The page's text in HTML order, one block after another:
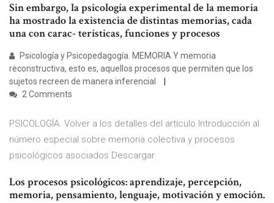
Sin embargo, la psicología experimental de la memoria
ha mostrado la existencia de distintas memorias, cada
una con carac- terísticas, funciones y procesos
Psicología y Psicopedagogía. MEMORIA Y memoria
reconstructiva, esto es, aquellos procesos que permiten que los
sujetos recreen de manera inferencial
2 Comments
PSICOLOGÍA. Volver a los detalles del artículo Introducción al
número especial sobre memoria colectiva y procesos
psicológicos asociados Descargar
Los procesos psicológicos: aprendizaje, percepción,
memoria, pensamiento, lenguaje, motivación y emoción.